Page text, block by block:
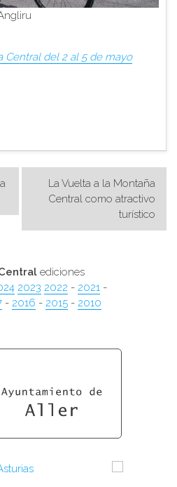
Central del 2 al 5 de mayo
La Vuelta a la Montaña
Central como atractivo
turístico
ediciones
2023 2022 - 2021 -
- 2016 - 2015 - 2010